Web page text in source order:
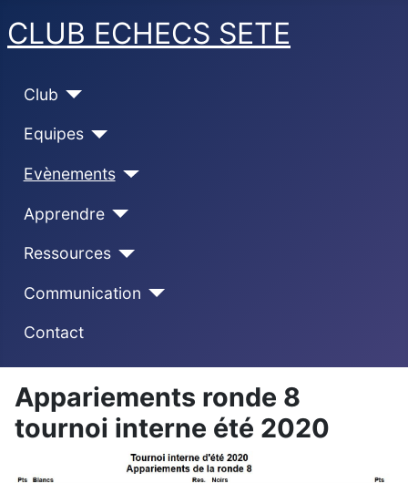
CLUB ECHECS SETE
Club
Equipes
Evènements
Apprendre
Ressources
Communication
Contact
Appariements ronde 8
tournoi interne été 2020